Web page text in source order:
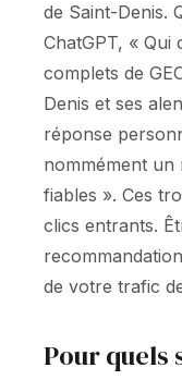
de Saint-Denis.
ChatGPT, «
complets de
Denis et ses
réponse
nommément
fiables ». Ces
clics entrants.
de votre trafic
Pour quels